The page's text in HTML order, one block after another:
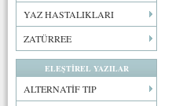
YAZ HASTALIKLARI
ZATÜRREE
ELEŞTİREL YAZILAR
ALTERNATİF TIP